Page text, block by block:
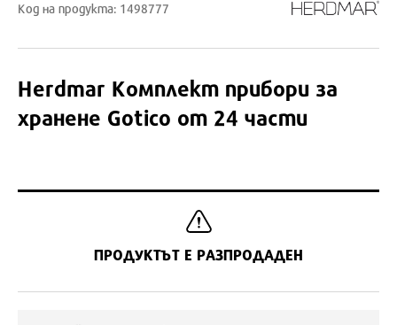
Код на продукта: 1498777
Herdmar Комплект прибори за
хранене Gotico от 24 части
ПРОДУКТЪТ Е РАЗПРОДАДЕН